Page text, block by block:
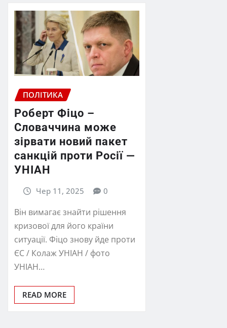
ПОЛІТИКА
Роберт Фіцо –
Словаччина може
зірвати новий пакет
санкцій проти Росії —
УНІАН
Чер 11, 2025 0
Він вимагає знайти рішення
кризової для його країни
ситуації. Фіцо знову йде проти
ЄС / Колаж УНІАН / фото
УНІАН…
READ MORE